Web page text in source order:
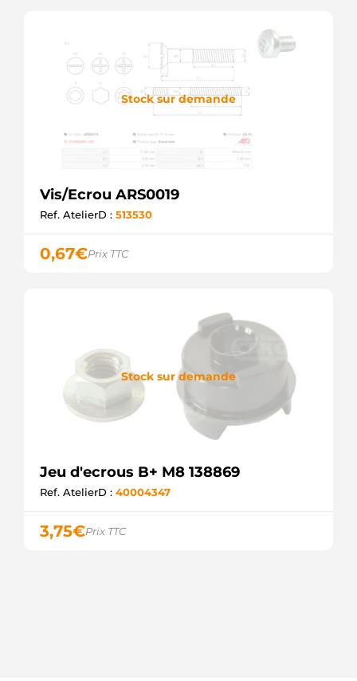
Stock sur demande
Vis/Ecrou ARS0019
Ref. AtelierD : 513530
0,67€Prix TTC
Stock sur demande
Jeu d'ecrous B+ M8 138869
Ref. AtelierD : 40004347
3,75€Prix TTC